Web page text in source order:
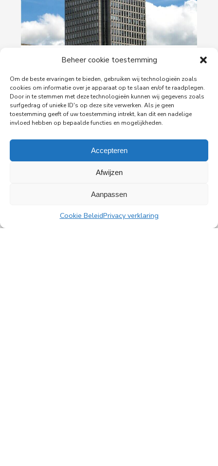
Beheer cookie toestemming
Om de beste ervaringen te bieden, gebruiken wij technologieën zoals
cookies om informatie over je apparaat op te slaan en/of te raadplegen.
Door in te stemmen met deze technologieën kunnen wij gegevens zoals
surfgedrag of unieke ID's op deze site verwerken. Als je geen
toestemming geeft of uw toestemming intrekt, kan dit een nadelige
invloed hebben op bepaalde functies en mogelijkheden.
Accepteren
Afwijzen
Aanpassen
Cookie BeleidPrivacy verklaring
29-06-2026
de Rembrandttoren in Amsterdam
PingProperties heeft haar hoofdkantoor gevestigd
in de Rembrandttoren (Rembrandt Tower), het
iconische gebouw aan het Amstelplein in
Amsterdam.
Lees meer
Alle nieuwsberichten